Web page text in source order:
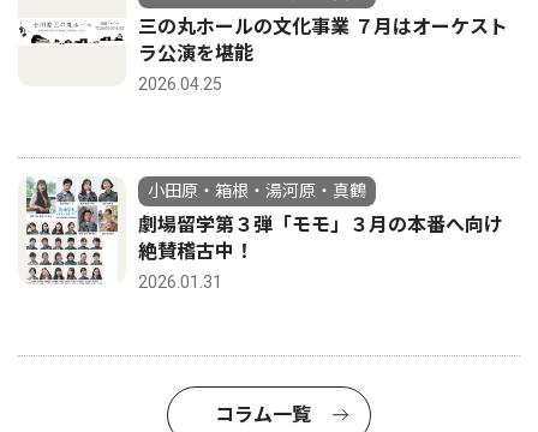
三の丸ホールの文化事業 ７月はオーケスト
ラ公演を堪能
2026.04.25
小田原・箱根・湯河原・真鶴
劇場留学第３弾「モモ」３月の本番へ向け
絶賛稽古中！
2026.01.31
コラム一覧